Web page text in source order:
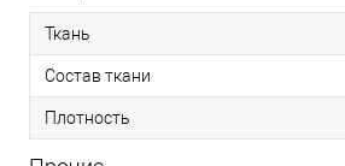
Ткань
Состав ткани
Плотность